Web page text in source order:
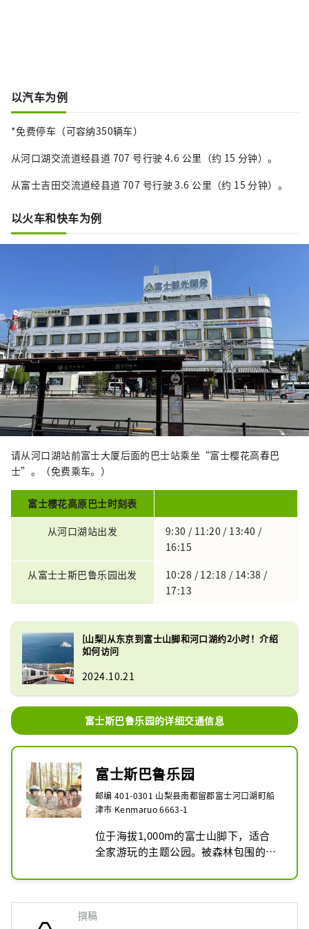
以汽车为例
*免费停车（可容纳350辆车）
从河口湖交流道经县道 707 号行驶 4.6 公里（约 15 分钟）。
从富士吉田交流道经县道 707 号行驶 3.6 公里（约 15 分钟）。
以火车和快车为例
请从河口湖站前富士大厦后面的巴士站乘坐“富士樱花高春巴
士”。（免费乘车。）
富士樱花高原巴士时刻表
从河口湖站出发
9:30 / 11:20 / 13:40 /
16:15
从富士士斯巴鲁乐园出发
10:28 / 12:18 / 14:38 /
17:13
[山梨]从东京到富士山脚和河口湖约2小时！介绍
如何访问
2024.10.21
富士斯巴鲁乐园的详细交通信息
富士斯巴鲁乐园
邮编 401-0301 山梨县南都留郡富士河口湖町船
津市 Kenmaruo 6663-1
位于海拔1,000m的富士山脚下，适合
全家游玩的主题公园。被森林包围的公
“Gururi 森林冒险”、“巨型滑梯”等
景点。
撰稿